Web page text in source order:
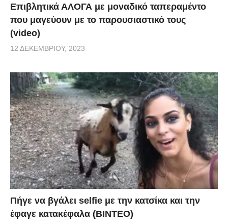
Επιβλητικά ΑΛΟΓΑ με μοναδικό ταπεραμέντο
που μαγεύουν με το παρουσιαστικό τους
(video)
12 ΔΕΚΕΜΒΡΊΟΥ, 2023
Πήγε να βγάλει selfie με την κατσίκα και την
έφαγε κατακέφαλα (ΒΙΝΤΕΟ)